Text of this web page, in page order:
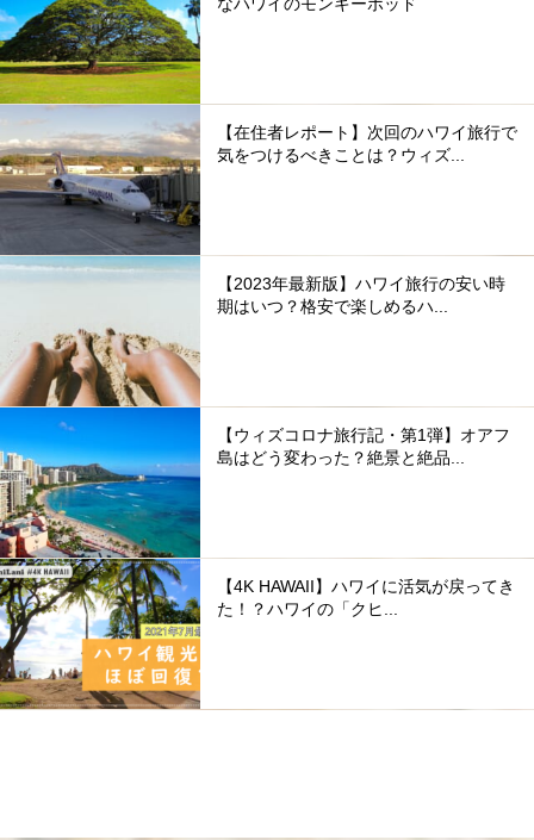
【在住者レポート】次回のハワイ旅行で
気をつけるべきことは？ウィズ...
【2023年最新版】ハワイ旅行の安い時
期はいつ？格安で楽しめるハ...
【ウィズコロナ旅行記・第1弾】オアフ
島はどう変わった？絶景と絶品...
【4K HAWAII】ハワイに活気が戻ってき
た！？ハワイの「クヒ...